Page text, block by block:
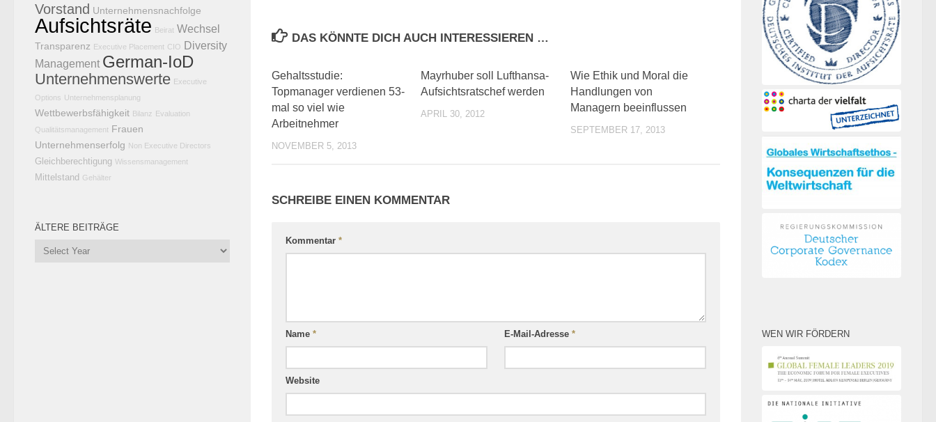
DAS KÖNNTE DICH AUCH INTERESSIEREN …
Gehaltsstudie:
Topmanager verdienen 53-
mal so viel wie
Arbeitnehmer
NOVEMBER 5, 2013
Mayrhuber soll Lufthansa-
Aufsichtsratschef werden‎
APRIL 30, 2012
Wie Ethik und Moral die
Handlungen von
Managern beeinflussen
SEPTEMBER 17, 2013
SCHREIBE EINEN KOMMENTAR
Kommentar *
Name * E-Mail-Adresse*
Website
Vorstand Unternehmensnachfolge
Aufsichtsräte Beirat Wechsel
Transparenz Executive Placement CIO Diversity
Management German-IoD
Unternehmenswerte Executive
Options Unternehmensplanung
Wettbewerbsfähigkeit Bilanz Evaluation
Qualitätsmanagement Frauen
Unternehmenserfolg Non Executive Directors
Gleichberechtigung Wissensmanagement
Mittelstand Gehälter
ÄLTERE BEITRÄGE
WEN WIR FÖRDERN